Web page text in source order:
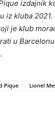
izdajnik
iz kluba
je klub
u
.
Pique Lionel